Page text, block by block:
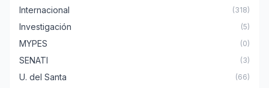
Internacional (318)
Investigación (5)
MYPES (0)
SENATI (3)
U. del Santa (66)